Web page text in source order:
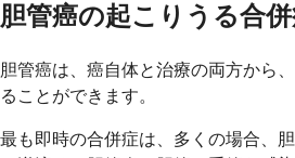
胆管癌の起こりうる合併
胆管癌は、癌自体と治療の両方から
ることができます。
最も即時の合併症は、多くの場合、